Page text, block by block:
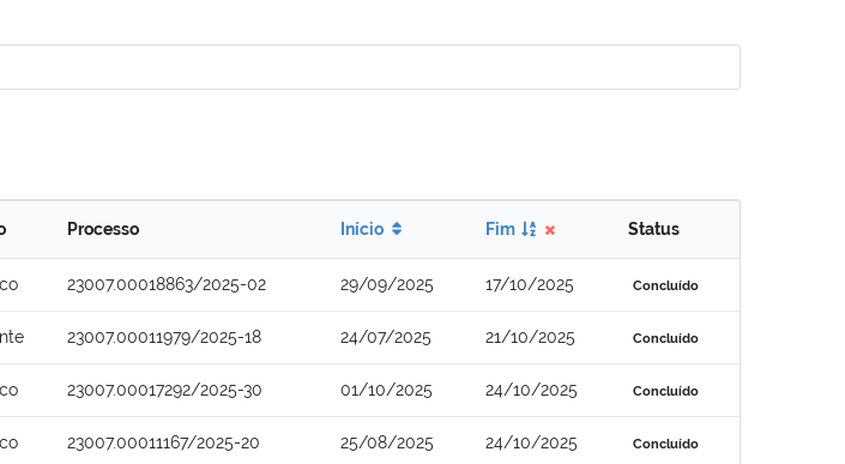
Processo Início Fim Status
23007.00018863/2025-02 29/09/2025 17/10/2025 Concluído
23007.00011979/2025-18 24/07/2025 21/10/2025 Concluído
23007.00017292/2025-30 01/10/2025 24/10/2025 Concluído
23007.00011167/2025-20 25/08/2025 24/10/2025 Concluído